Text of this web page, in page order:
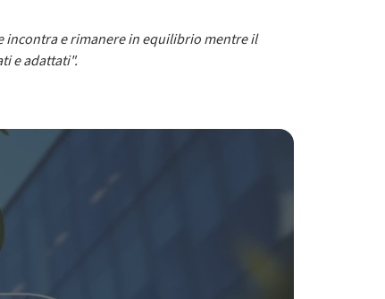
incontra e rimanere in equilibrio mentre il
e adattati".